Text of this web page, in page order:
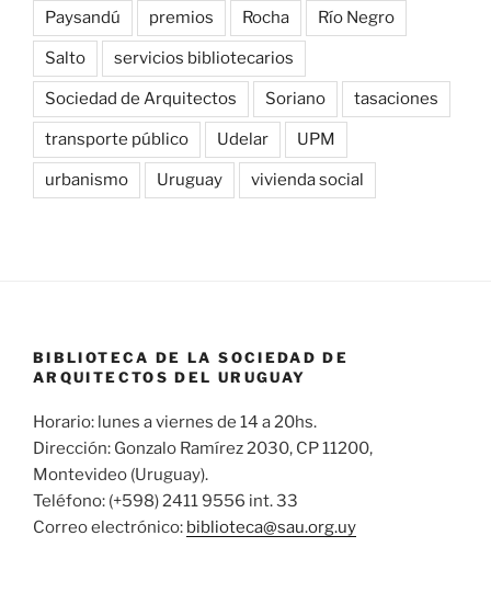
Paysandú premios Rocha Río Negro
Salto servicios bibliotecarios
Sociedad de Arquitectos Soriano tasaciones
transporte público Udelar UPM
urbanismo Uruguay vivienda social
BIBLIOTECA DE LA SOCIEDAD DE
ARQUITECTOS DEL URUGUAY
Horario: lunes a viernes de 14 a 20hs.
Dirección: Gonzalo Ramírez 2030, CP 11200,
Montevideo (Uruguay).
Teléfono: (+598) 2411 9556 int. 33
Correo electrónico: biblioteca@sau.org.uy